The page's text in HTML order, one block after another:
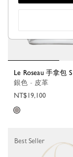
Le Roseau 手拿包 S
銀色 - 皮革
NT$19,100
Best Seller